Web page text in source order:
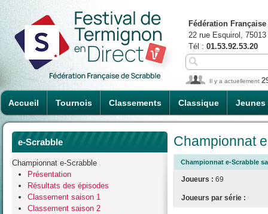
Accueil Tournois Classements Classique Jeunes
Fédération
22 rue Esquirol,
Tél : 01.53.92.53.20
Il y a actuellement
e-Scrabble
Championnat e-Scrabble
Présentation
Résultats des épisodes
Classement saison 1
Classement saison 2
Championnat
Championnat e-Scrabble
Joueurs : 69
Joueurs par série :